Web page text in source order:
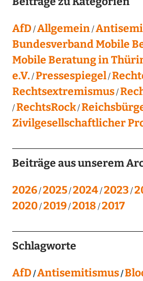
AfD Allgemein
Bundesverband Mobile
Mobile Beratung in
e.V. Pressespiegel
Rechtsextremismus
RechtsRock
Zivilgesellschaftlicher
Beiträge aus unserem
2026 2025 2024 2023
2020 2019 2018 2017
Schlagworte
AfD Antisemitismus